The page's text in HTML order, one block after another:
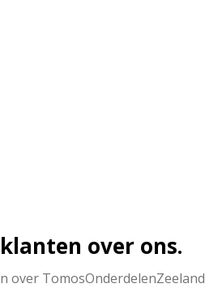
over ons.
over TomosOnderdelenZeeland